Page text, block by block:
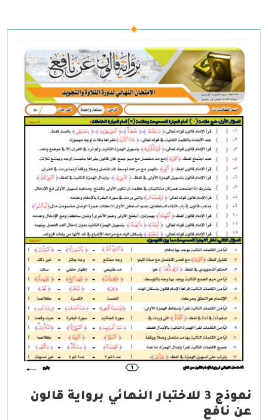
نموذج 3 للاختبار النهائي برواية قالون
عن نافع